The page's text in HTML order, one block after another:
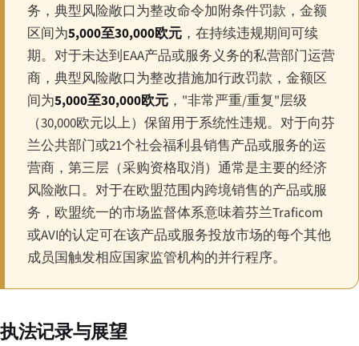
务，典型风险敞口为整改命令加附条件罚款，金额
区间为5,000至30,000欧元 ，在持续违规期间可续
期。对于未达到EAA产品或服务义务的私营部门运营
商，典型风险敞口为整改措施加行政罚款，金额区
间为5,000至30,000欧元 ，"非常严重/重复"层级
（30,000欧元以上）保留用于系统性违规。对于向芬
兰公共部门或21个社会福利县销售产品或服务的运
营商，第三层（采购资格取消）通常是主要的经济
风险敞口。对于在欧盟范围内跨境销售的产品或服
务，欧盟统一的市场监督体系意味着芬兰Traficom
或AVI的认定可在该产品或服务投放市场的每个其他
成员国触发相应国家监管机构的并行程序。
执法记录与展望